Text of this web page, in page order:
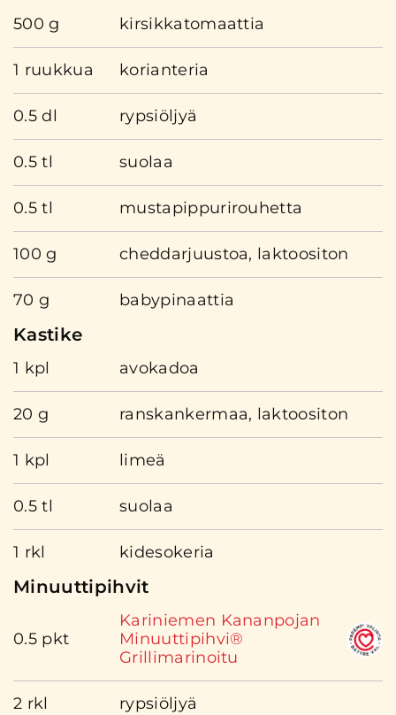
500 g kirsikkatomaattia
1 ruukkua korianteria
0.5 dl rypsiöljyä
0.5 tl suolaa
0.5 tl mustapippurirouhetta
100 g cheddarjuustoa, laktoositon
70 g babypinaattia
Kastike
1 kpl avokadoa
20 g ranskankermaa, laktoositon
1 kpl limeä
0.5 tl suolaa
1 rkl kidesokeria
Minuuttipihvit
0.5 pkt
Kariniemen Kananpojan
Minuuttipihvi®
Grillimarinoitu
2 rkl rypsiöljyä